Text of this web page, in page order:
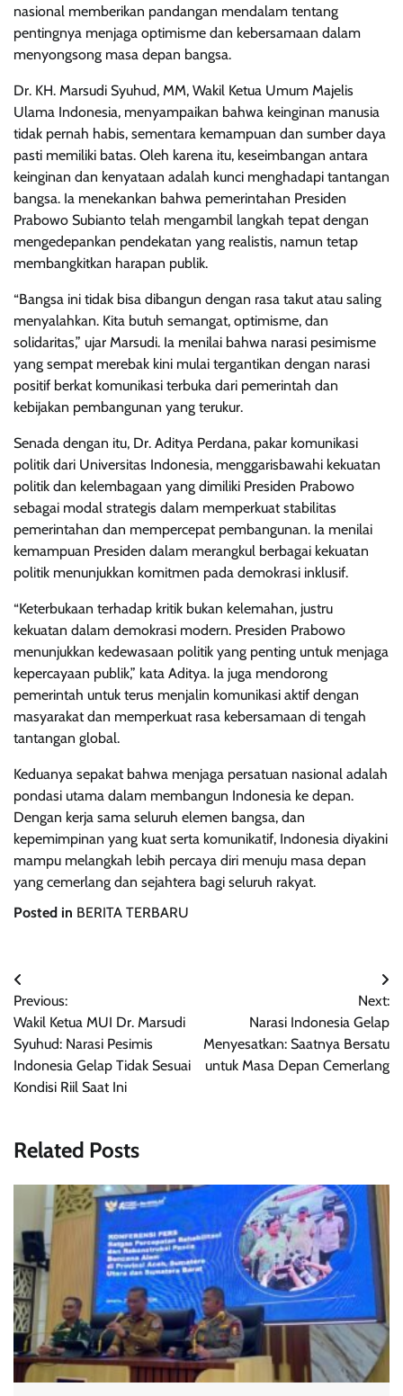
nasional memberikan pandangan mendalam tentang
pentingnya menjaga optimisme dan kebersamaan dalam
menyongsong masa depan bangsa.
Dr. KH. Marsudi Syuhud, MM, Wakil Ketua Umum Majelis
Ulama Indonesia, menyampaikan bahwa keinginan manusia
tidak pernah habis, sementara kemampuan dan sumber daya
pasti memiliki batas. Oleh karena itu, keseimbangan antara
keinginan dan kenyataan adalah kunci menghadapi tantangan
bangsa. Ia menekankan bahwa pemerintahan Presiden
Prabowo Subianto telah mengambil langkah tepat dengan
mengedepankan pendekatan yang realistis, namun tetap
membangkitkan harapan publik.
“Bangsa ini tidak bisa dibangun dengan rasa takut atau saling
menyalahkan. Kita butuh semangat, optimisme, dan
solidaritas,” ujar Marsudi. Ia menilai bahwa narasi pesimisme
yang sempat merebak kini mulai tergantikan dengan narasi
positif berkat komunikasi terbuka dari pemerintah dan
kebijakan pembangunan yang terukur.
Senada dengan itu, Dr. Aditya Perdana, pakar komunikasi
politik dari Universitas Indonesia, menggarisbawahi kekuatan
politik dan kelembagaan yang dimiliki Presiden Prabowo
sebagai modal strategis dalam memperkuat stabilitas
pemerintahan dan mempercepat pembangunan. Ia menilai
kemampuan Presiden dalam merangkul berbagai kekuatan
politik menunjukkan komitmen pada demokrasi inklusif.
“Keterbukaan terhadap kritik bukan kelemahan, justru
kekuatan dalam demokrasi modern. Presiden Prabowo
menunjukkan kedewasaan politik yang penting untuk menjaga
kepercayaan publik,” kata Aditya. Ia juga mendorong
pemerintah untuk terus menjalin komunikasi aktif dengan
masyarakat dan memperkuat rasa kebersamaan di tengah
tantangan global.
Keduanya sepakat bahwa menjaga persatuan nasional adalah
pondasi utama dalam membangun Indonesia ke depan.
Dengan kerja sama seluruh elemen bangsa, dan
kepemimpinan yang kuat serta komunikatif, Indonesia diyakini
mampu melangkah lebih percaya diri menuju masa depan
yang cemerlang dan sejahtera bagi seluruh rakyat.
Posted in BERITA TERBARU
Navigasi
pos
Previous:
Wakil Ketua MUI Dr. Marsudi
Syuhud: Narasi Pesimis
Indonesia Gelap Tidak Sesuai
Kondisi Riil Saat Ini
Next:
Narasi Indonesia Gelap
Menyesatkan: Saatnya Bersatu
untuk Masa Depan Cemerlang
Related Posts